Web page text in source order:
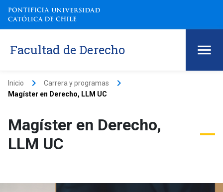
Facultad de Derecho
Inicio keyboard_arrow_right Carrera y programas keyboard_arrow_right
Magíster en Derecho, LLM UC
Magíster en Derecho,
LLM UC